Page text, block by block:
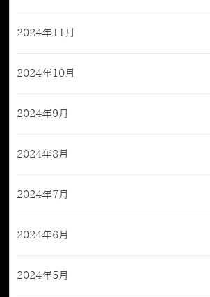
2024年11月
2024年10月
2024年9月
2024年8月
2024年7月
2024年6月
2024年5月